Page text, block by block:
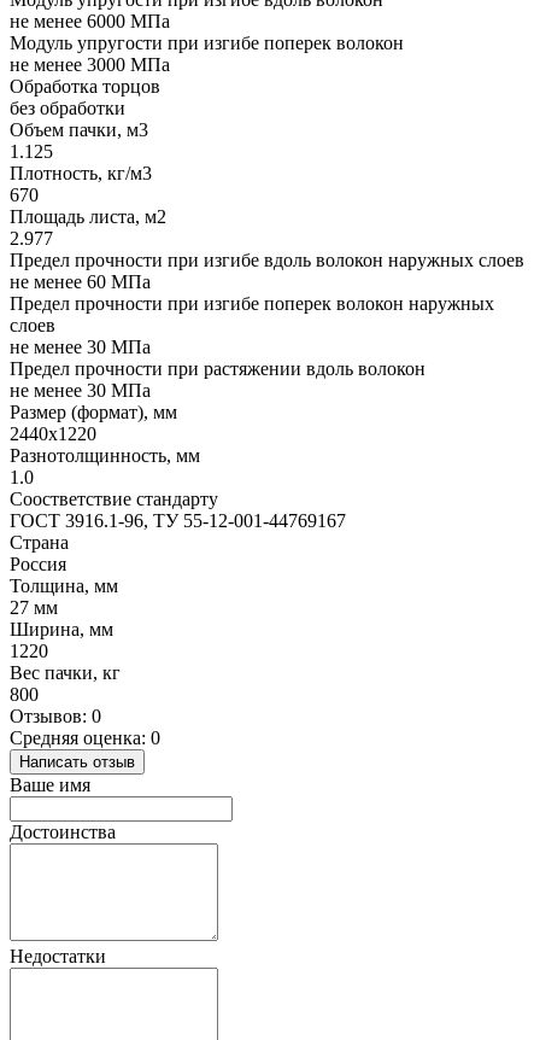
не менее 6000 МПа
Модуль упругости при изгибе поперек волокон
не менее 3000 МПа
Обработка торцов
без обработки
Объем пачки, м3
1.125
Плотность, кг/м3
670
Площадь листа, м2
2.977
Предел прочности при изгибе вдоль волокон наружных слоев
не менее 60 МПа
Предел прочности при изгибе поперек волокон наружных
слоев
не менее 30 МПа
Предел прочности при растяжении вдоль волокон
не менее 30 МПа
Размер (формат), мм
2440x1220
Разнотолщинность, мм
1.0
Соостветствие стандарту
ГОСТ 3916.1-96, ТУ 55-12-001-44769167
Страна
Россия
Толщина, мм
27 мм
Ширина, мм
1220
Вес пачки, кг
800
Отзывов: 0
Средняя оценка: 0
Написать отзыв
Ваше имя
Достоинства
Недостатки